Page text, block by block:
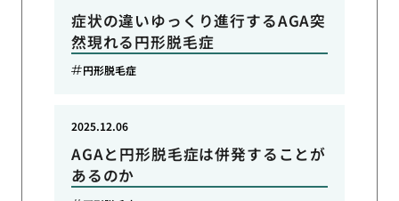
症状の違いゆっくり進行するAGA突
然現れる円形脱毛症
円形脱毛症
AGAと円形脱毛症は併発することが
あるのか
2025.12.06